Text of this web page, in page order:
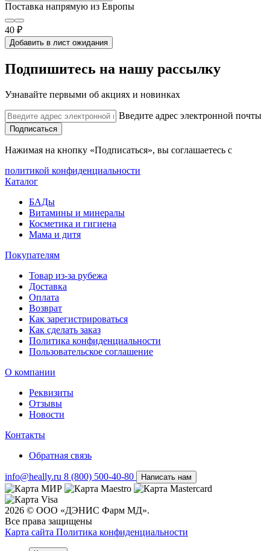
Поставка напрямую из Европы
40 ₽
Добавить в лист ожидания
Подпишитесь на нашу рассылку
Узнавайте первыми об акциях и новинках
Введите адрес электронной почты
Подписаться
Нажимая на кнопку «Подписаться», вы соглашаетесь с
политикой конфиденциальности
Каталог
БАДы
Витамины и минералы
Косметика и гигиена
Мама и дитя
Покупателям
Товар из-за рубежа
Доставка
Оплата
Возврат
Как зарегистрироваться
Как сделать заказ
Политика конфиденциальности
Пользовательское соглашение
О компании
Реквизиты
Отзывы
Новости
Контакты
Обратная связь
info@heally.ru 8 (800) 500-40-80 Написать нам
2026 © ООО «ДЭНИС Фарм МД».
Все права защищены
Карта сайта Политика конфиден­циальности